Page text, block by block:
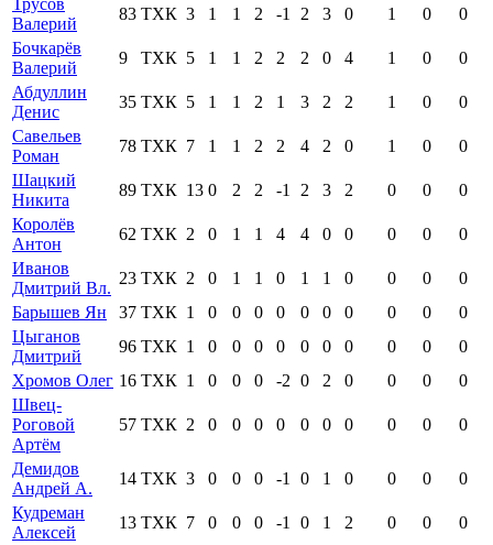
Трусов
Валерий
83 ТХК 3 1 1 2 -1 2 3 0 1 0
0
Бочкарёв
Валерий
9 ТХК 5 1 1 2 2 2 0 4 1 0
0
Абдуллин
Денис
35 ТХК 5 1 1 2 1 3 2 2 1 0
0
Савельев
Роман
78 ТХК 7 1 1 2 2 4 2 0 1 0
0
Шацкий
Никита
89 ТХК 13 0 2 2 -1 2 3 2 0 0
0
Королёв
Антон
62 ТХК 2 0 1 1 4 4 0 0 0 0
0
Иванов
Дмитрий Вл.
23 ТХК 2 0 1 1 0 1 1 0 0 0
0
Барышев Ян
37 ТХК 1 0 0 0 0 0 0 0 0 0
0
Цыганов
Дмитрий
96 ТХК 1 0 0 0 0 0 0 0 0 0
0
Хромов Олег 16 ТХК 1 0 0 0 -2 0 2 0 0 0
0
Швец-
Роговой
Артём
57 ТХК 2 0 0 0 0 0 0 0 0 0 0
Демидов
Андрей А.
14 ТХК 3 0 0 0 -1 0 1 0 0 0
0
Кудреман
Алексей
13 ТХК 7 0 0 0 -1 0 1 2 0 0
0